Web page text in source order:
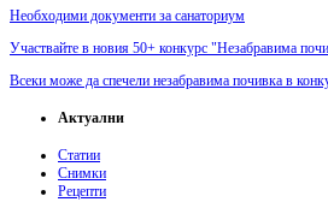
Необходими документи за санаториум
Участвайте в новия 50+ конкурс "Незабравима
Всеки може да спечели незабравима почивка в
Актуални
Статии
Снимки
Рецепти